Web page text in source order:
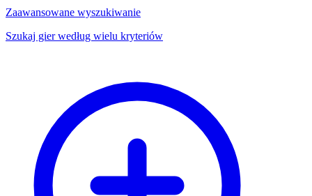
Zaawansowane wyszukiwanie
Szukaj gier według wielu kryteriów